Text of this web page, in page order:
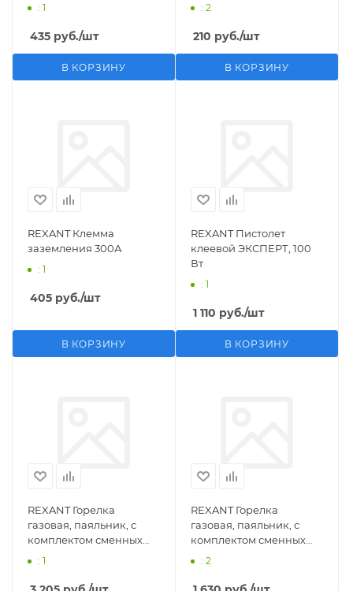
: 1
435 руб./шт
В КОРЗИНУ
: 2
210 руб./шт
В КОРЗИНУ
REXANT Клемма
заземления 300А
: 1
405 руб./шт
В КОРЗИНУ
REXANT Пистолет
клеевой ЭКСПЕРТ, 100
Вт
: 1
1 110 руб./шт
В КОРЗИНУ
REXANT Горелка
газовая, паяльник, с
комплектом сменных
насадок, 11 предметов
: 1
REXANT Горелка
газовая, паяльник, с
комплектом сменных
насадок, 3 предмета
: 2